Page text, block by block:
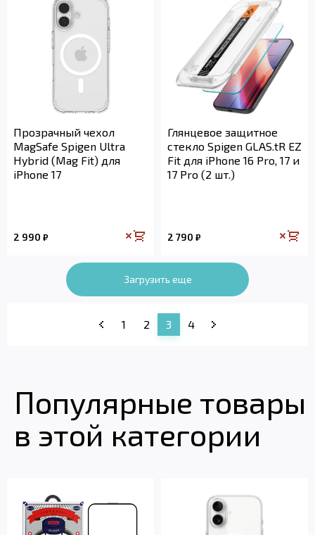
Прозрачный чехол
MagSafe Spigen Ultra
Hybrid (Mag Fit) для
iPhone 17
2 990 ₽
Глянцевое защитное
стекло Spigen GLAS.tR EZ
Fit для iPhone 16 Pro, 17 и
17 Pro (2 шт.)
2 790 ₽
Загрузить еще
1 2 3 4
Популярные товары
в этой категории